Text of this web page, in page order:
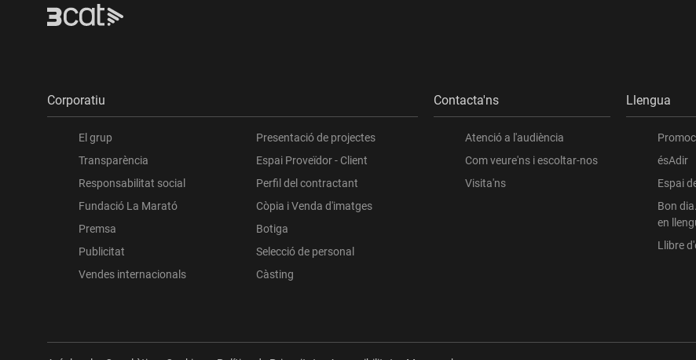
Corporatiu
El grup
Transparència
Responsabilitat social
Fundació La Marató
Premsa
Publicitat
Vendes internacionals
Presentació de projectes
Espai Proveïdor - Client
Perfil del contractant
Còpia i Venda d'imatges
Botiga
Selecció de personal
Càsting
Contacta'ns
Atenció a l'audiència
Com veure'ns i escoltar-nos
Visita'ns
Llengua
ésAdir
Espai
Bon
en
Llibre